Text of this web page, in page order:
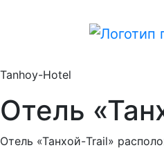
Tanhoy-Hotel
Отель
Отель «Танхой-Trail»